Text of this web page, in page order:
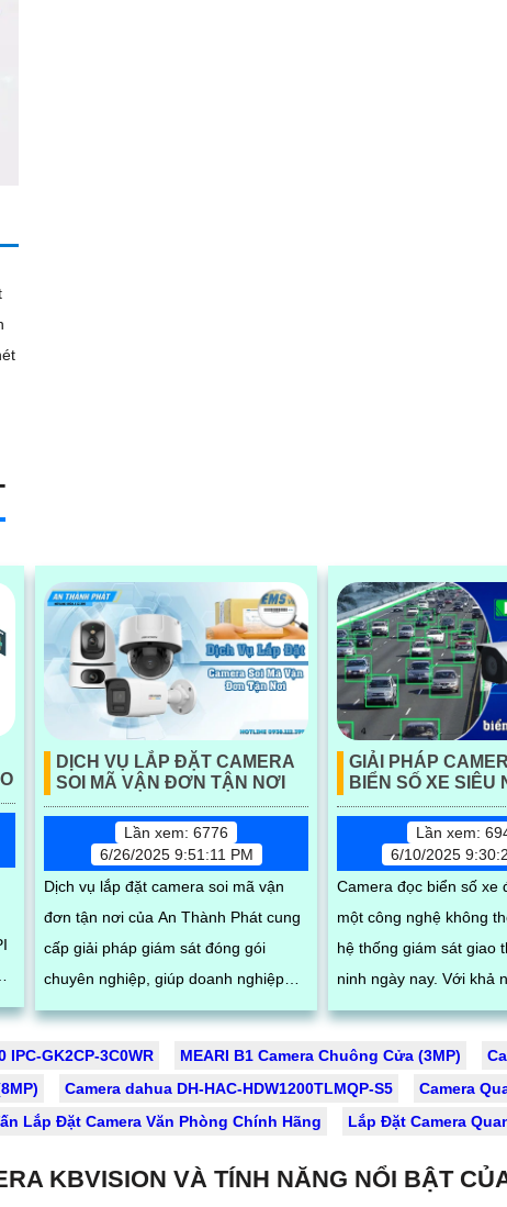
DỊCH VỤ LẮP ĐẶT CAMERA
SOI MÃ VẬN ĐƠN TẬN NƠI
Lần xem: 6776
6/26/2025 9:51:11 PM
Dịch vụ lắp đặt camera soi mã vận
đơn tận nơi của An Thành Phát cung
cấp giải pháp giám sát đóng gói
chuyên nghiệp, giúp doanh nghiệp
kiểm soát quy trình, lưu trữ hình ảnh
kiện thi công, lắp đặt hoàn chỉnh tại
kho hàng, đảm bảo hoạt động ổn
GIẢI PHÁP
BIỂN SỐ XE SIÊU
Lần xem:
6/10/2025
Camera đọc biển số xe
một công nghệ không
hệ thống giám sát giao
ninh ngày nay. Với khả năng nhận
diện và xử lý thông tin
quản lý phương tiện đến
cao hiệu quả an ninh
IPC-GK2CP-3C0WR MEARI B1 Camera Chuông Cửa (3MP)
Camera dahua DH-HAC-HDW1200TLMQP-S5 Camera
Lắp Đặt Camera Văn Phòng Chính Hãng Lắp Đặt Camera
KBVISION VÀ TÍNH NĂNG NỔI BẬT